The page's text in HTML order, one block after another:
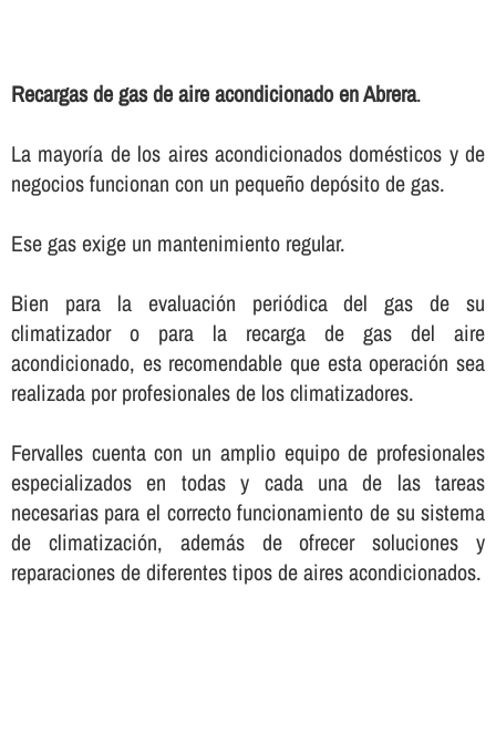
Recargas de gas de aire acondicionado en Abrera.
La mayorí­a de los aires acondicionados domésticos y de
negocios funcionan con un pequeño depósito de gas.
Ese gas exige un mantenimiento regular.
Bien para la evaluación periódica del gas de su
climatizador o para la recarga de gas del aire
acondicionado, es recomendable que esta operación sea
realizada por profesionales de los climatizadores.
Fervalles cuenta con un amplio equipo de profesionales
especializados en todas y cada una de las tareas
necesarias para el correcto funcionamiento de su sistema
de climatización, además de ofrecer soluciones y
reparaciones de diferentes tipos de aires acondicionados.